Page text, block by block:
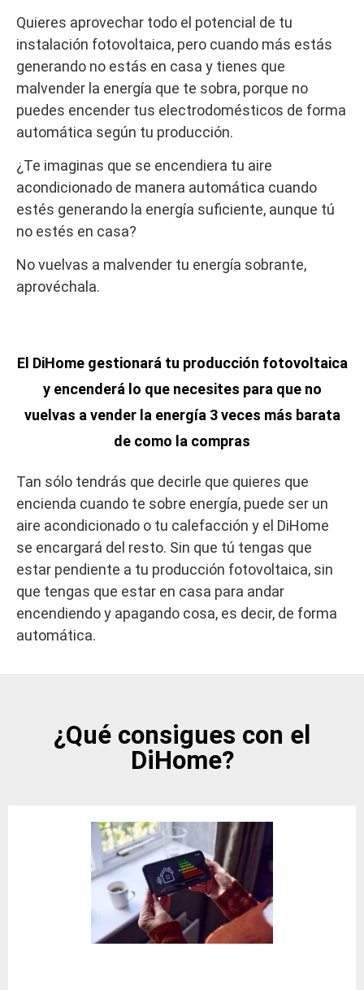
Quieres aprovechar todo el potencial de tu
instalación fotovoltaica, pero cuando más estás
generando no estás en casa y tienes que
malvender la energía que te sobra, porque no
puedes encender tus electrodomésticos de forma
automática según tu producción.
¿Te imaginas que se encendiera tu aire
acondicionado de manera automática cuando
estés generando la energía suficiente, aunque tú
no estés en casa?
No vuelvas a malvender tu energía sobrante,
aprovéchala.
El DiHome gestionará tu producción fotovoltaica
y encenderá lo que necesites para que no
vuelvas a vender la energía 3 veces más barata
de como la compras
Tan sólo tendrás que decirle que quieres que
encienda cuando te sobre energía, puede ser un
aire acondicionado o tu calefacción y el DiHome
se encargará del resto. Sin que tú tengas que
estar pendiente a tu producción fotovoltaica, sin
que tengas que estar en casa para andar
encendiendo y apagando cosa, es decir, de forma
automática.
¿Qué consigues con el
DiHome?